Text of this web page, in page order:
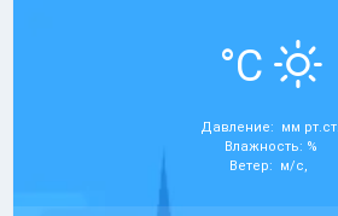
°C
Давление: мм рт.ст.
Влажность: %
Ветер: м/с,